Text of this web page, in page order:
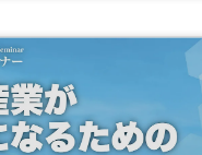
ジタル化
ラム